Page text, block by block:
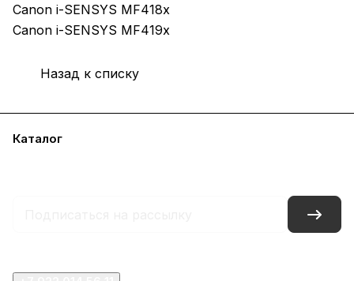
Canon i-SENSYS MF418x
Canon i-SENSYS MF419x
Назад к списку
Каталог